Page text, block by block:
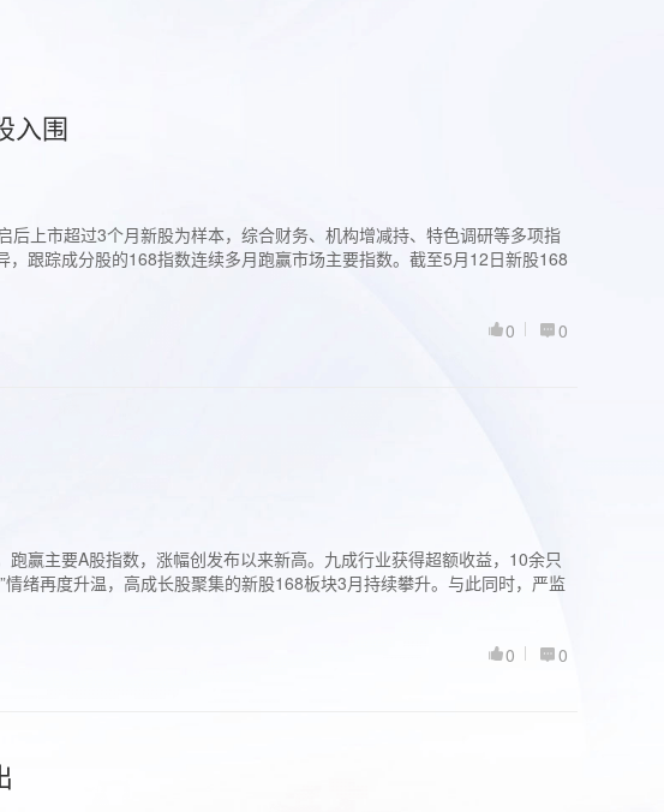
入围
上市超过3个月新股为样本，综合财务、机构增减持、特色调研等多项指
跟踪成分股的168指数连续多月跑赢市场主要指数。截至5月12日新股168
0
0
赢主要A股指数，涨幅创发布以来新高。九成行业获得超额收益，10余只
绪再度升温，高成长股聚集的新股168板块3月持续攀升。与此同时，严监
0
0